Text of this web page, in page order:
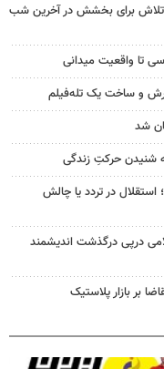
تلاش برای بخشش در آخرین شب
تا واقعیت میدانی
و ساخت یک تله‌فیلم
شد
شنیدن حرکتِ زندگی
استقلال در تردد یا چالش
درپی درگذشت اندیشمند
بر بازار پلاستیک